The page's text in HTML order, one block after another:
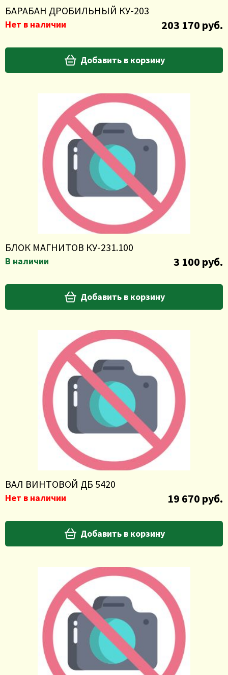
БАРАБАН ДРОБИЛЬНЫЙ КУ-203
Нет в наличии 203 170 руб.
Добавить в корзину
БЛОК МАГНИТОВ КУ-231.100
В наличии 3 100 руб.
Добавить в корзину
ВАЛ ВИНТОВОЙ ДБ 5420
Нет в наличии 19 670 руб.
Добавить в корзину